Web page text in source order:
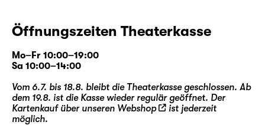
Öffnungszeiten Theaterkasse
Mo–Fr 10:00–19:00
Sa 10:00–14:00
Vom 6.7. bis 18.8. bleibt die Theaterkasse geschlossen. Ab
dem 19.8. ist die Kasse wieder regulär geöffnet. Der
Kartenkauf über unseren Webshop
ist jederzeit
möglich.